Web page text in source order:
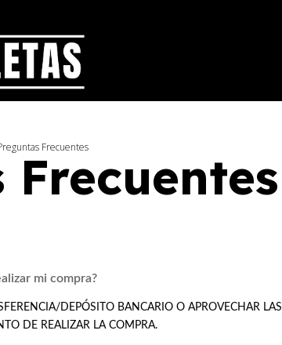
Frecuentes
Frecuentes
mi compra?
DEPÓSITO BANCARIO O APROVECHAR LAS
DE REALIZAR LA COMPRA.